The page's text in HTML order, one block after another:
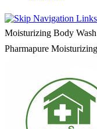
Moisturizing Body
Pharmapure